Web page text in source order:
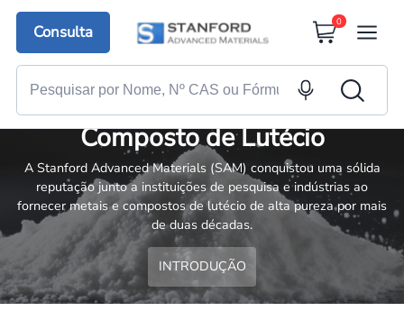
Consulta
0
Composto de Lutécio
A Stanford Advanced Materials (SAM) conquistou uma sólida
reputação junto a instituições de pesquisa e indústrias ao
fornecer metais e compostos de lutécio de alta pureza por mais
de duas décadas.
INTRODUÇÃO